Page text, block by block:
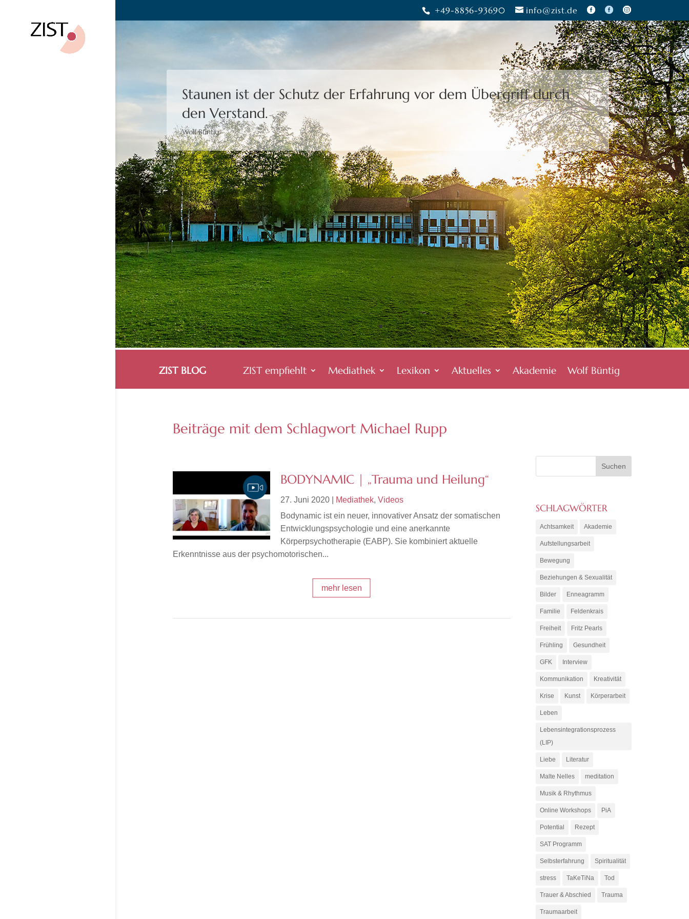
+49-8856-93690 info@zist.de
Staunen ist der Schutz der Erfahrung vor dem Übergriff durch
den Verstand.
Wolf Büntig
Bewusstheit gibt uns die Freiheit,eine Wahl zu treffen.
Moshé Feldenkrais
ZIST BLOG ZIST empfiehlt Mediathek Lexikon Aktuelles Akademie Wolf Büntig
Beiträge mit dem Schlagwort Michael Rupp
BODYNAMIC | „Trauma und Heilung“
27. Juni 2020| Mediathek, Videos
Bodynamic ist ein neuer, innovativer Ansatz der somatischen
Entwicklungspsychologie und eine anerkannte
Körperpsychotherapie (EABP). Sie kombiniert aktuelle
Erkenntnisse aus der psychomotorischen...
mehr lesen
SCHLAGWÖRTER
Achtsamkeit Akademie
Aufstellungsarbeit
Bewegung
Beziehungen & Sexualität
Bilder Enneagramm
Familie Feldenkrais
Freiheit Fritz Pearls
Frühling Gesundheit
GFK Interview
Kommunikation Kreativität
Krise Kunst Körperarbeit
Leben
Lebensintegrationsprozess
(LIP)
Liebe Literatur
Malte Nelles meditation
Musik & Rhythmus
Online Workshops PiA
Potential Rezept
SAT Programm
Selbsterfahrung Spiritualität
stress TaKeTiNa Tod
Trauer & Abschied Trauma
Traumaarbeit